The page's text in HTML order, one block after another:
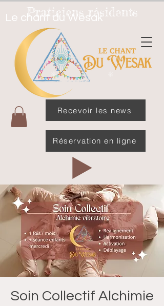
Le chant du Wesak
Recevoir les news
Praticiens résidents
Réservation en ligne
Soin Collectif Alchimie